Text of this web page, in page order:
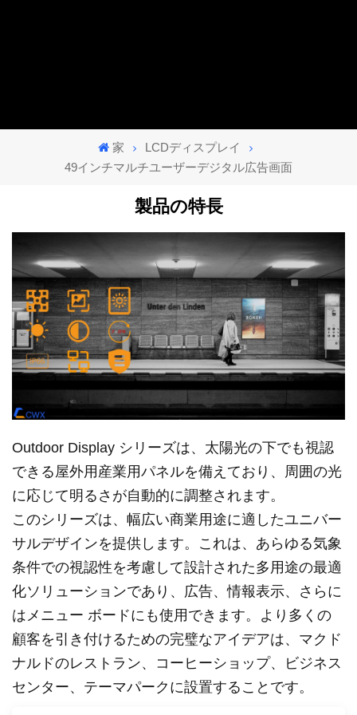
家
LCDディスプレイ
49インチマルチユーザーデジタル広告画面
製品の特長
Outdoor Display シリーズは、太陽光の下でも視認
できる屋外用産業用パネルを備えており、周囲の光
に応じて明るさが自動的に調整されます。
このシリーズは、幅広い商業用途に適したユニバー
サルデザインを提供します。これは、あらゆる気象
条件での視認性を考慮して設計された多用途の最適
化ソリューションであり、広告、情報表示、さらに
はメニュー ボードにも使用できます。より多くの
顧客を引き付けるための完璧なアイデアは、マクド
ナルドのレストラン、コーヒーショップ、ビジネス
センター、テーマパークに設置することです。